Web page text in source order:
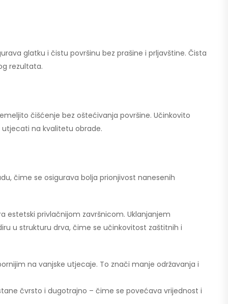
glatku i čistu površinu bez prašine i prljavštine. Čista
rezultata.
čišćenje bez oštećivanja površine. Učinkovito
na kvalitetu obrade.
čime se osigurava bolja prionjivost nanesenih
estetski privlačnijom završnicom. Uklanjanjem
u strukturu drva, čime se učinkovitost zaštitnih i
na vanjske utjecaje. To znači manje održavanja i
čvrsto i dugotrajno – čime se povećava vrijednost i